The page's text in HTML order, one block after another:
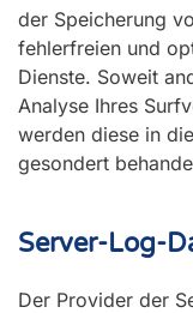
der Speicherung
fehlerfreien und
Dienste. Soweit
Analyse Ihres
werden diese in
gesondert
Server-Log-
Der Provider der